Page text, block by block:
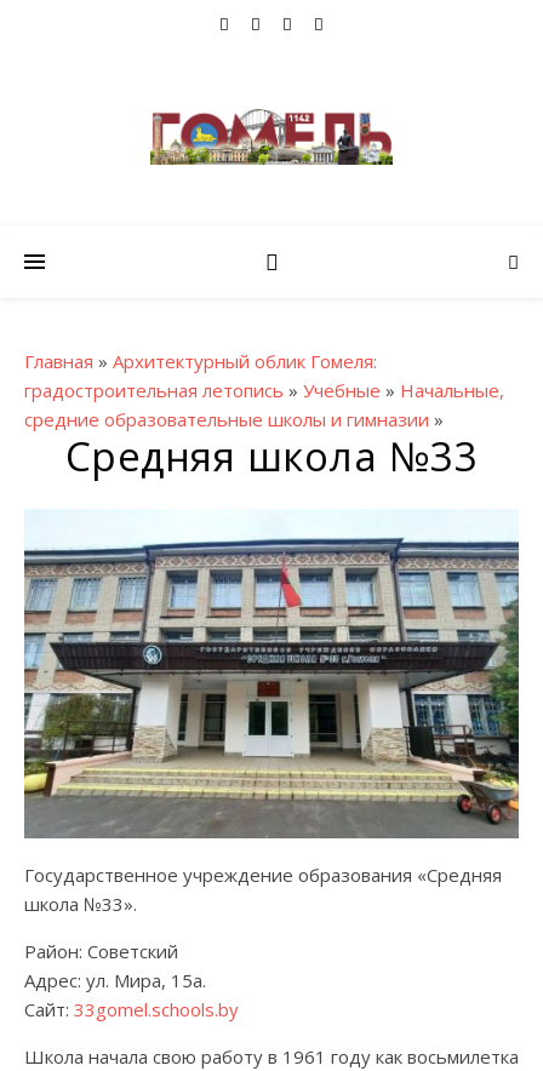
Главная » Архитектурный облик Гомеля:
градостроительная летопись » Учебные » Начальные,
средние образовательные школы и гимназии »
Cредняя школа №33
Государственное учреждение образования «Средняя
школа №33».
Район: Советский
Адрес: ул. Мира, 15а.
Сайт: 33gomel.schools.by
Школа начала свою работу в 1961 году как восьмилетка